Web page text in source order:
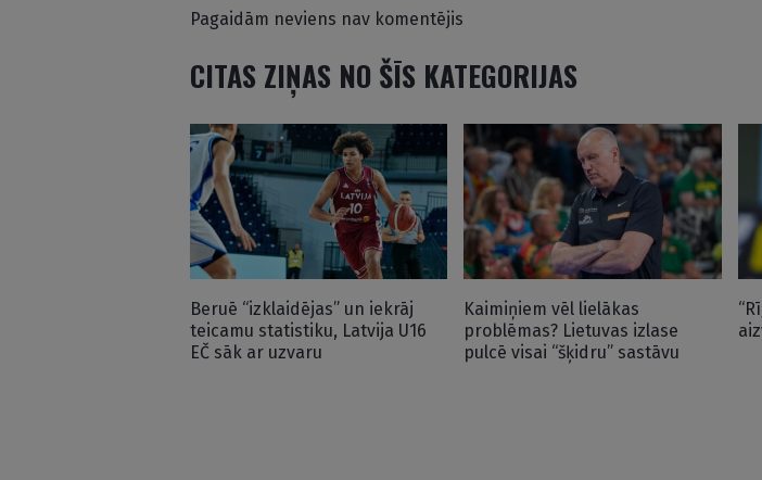
Pagaidām neviens nav komentējis
CITAS ZIŅAS NO ŠĪS KATEGORIJAS
Beruē “izklaidējas” un iekrāj
teicamu statistiku, Latvija U16
EČ sāk ar uzvaru
Kaimiņiem vēl lielākas
problēmas? Lietuvas izlase
pulcē visai “šķidru” sastāvu